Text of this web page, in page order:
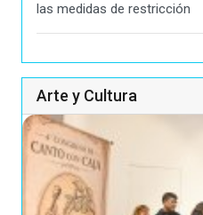
las medidas de restricción
Arte y Cultura